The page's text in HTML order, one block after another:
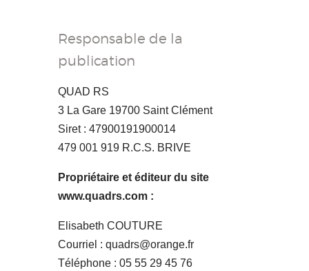
Responsable de la
publication
QUAD RS
3 La Gare 19700 Saint Clément
Siret : 47900191900014
479 001 919 R.C.S. BRIVE
Propriétaire et éditeur du site
www.quadrs.com :
Elisabeth COUTURE
Courriel : quadrs@orange.fr
Téléphone : 05 55 29 45 76